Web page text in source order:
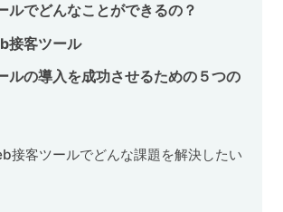
ルでどんなことができるの？
接客ツール
ルの導入を成功させるための５つの
客ツールでどんな課題を解決したい